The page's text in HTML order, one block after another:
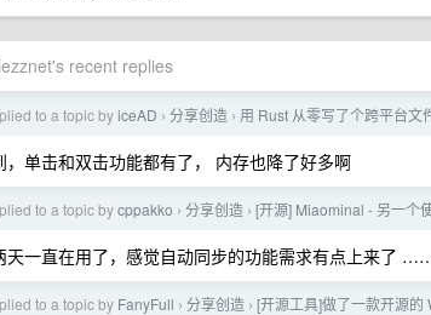
recent replies
to a topic byiceAD › 分享创造 › 用 Rust 从零写了个跨平台文
，单击和双击功能都有了， 内存也降了好多啊
to a topic bycppakko › 分享创造 › [开源] Miaominal - 另一个
天一直在用了，感觉自动同步的功能需求有点上来了
to a topic by FanyFull › 分享创造 › [开源工具]做了一款开源的